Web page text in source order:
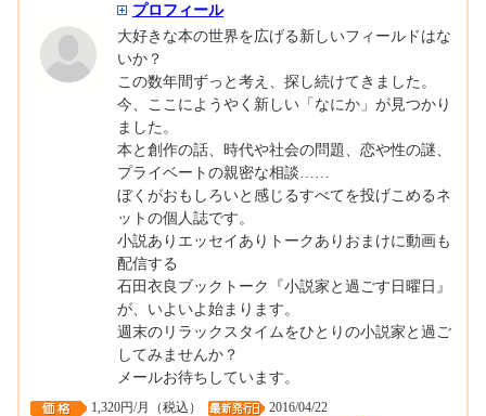
プロフィール
大好きな本の世界を広げる新しいフィールドはな
いか？
この数年間ずっと考え、探し続けてきました。
今、ここにようやく新しい「なにか」が見つかり
ました。
本と創作の話、時代や社会の問題、恋や性の謎、
プライベートの親密な相談……
ぼくがおもしろいと感じるすべてを投げこめるネ
ットの個人誌です。
小説ありエッセイありトークありおまけに動画も
配信する
石田衣良ブックトーク『小説家と過ごす日曜日』
が、いよいよ始まります。
週末のリラックスタイムをひとりの小説家と過ご
してみませんか？
メールお待ちしています。
1,320円/月（税込）
2016/04/22